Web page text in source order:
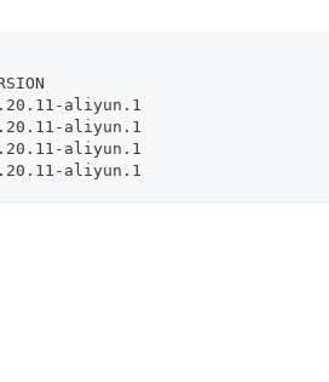
aliyun.1
aliyun.1
aliyun.1
aliyun.1